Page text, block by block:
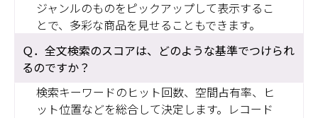
ジャンルのものをピックアップして表示するこ
とで、多彩な商品を見せることもできます。
全文検索のスコアは、どのような基準でつけられ
るのですか？
検索キーワードのヒット回数、空間占有率、ヒ
ット位置などを総合して決定します。レコード